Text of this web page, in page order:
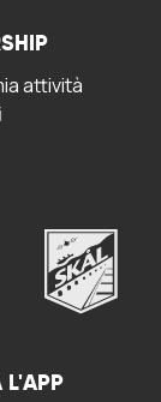
attività
L'APP